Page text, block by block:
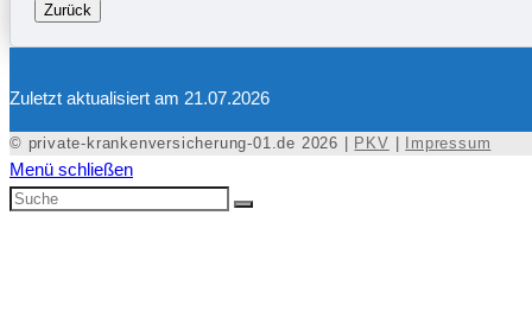
Zurück
Zuletzt aktualisiert am 21.07.2026
© private-krankenversicherung-01.de 2026 | PKV Impressum
Menü schließen